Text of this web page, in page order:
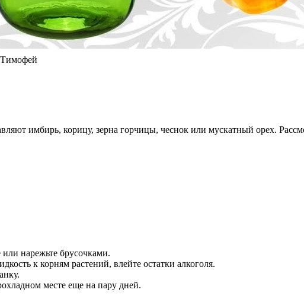
имбирь, корицу, зерна горчицы, чеснок или мускатный орех.
нарежьте брусочками.
к корням растений, влейте остатки алкоголя.
месте еще на пару дней.